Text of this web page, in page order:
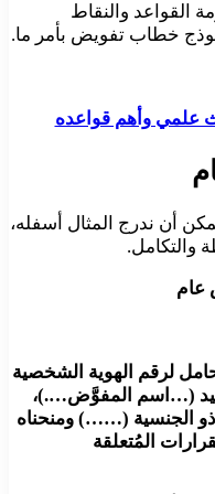
القواعد والنقاط
خطاب تفويض بأمر ما.
علمي وأهم قواعده
أن ندرج المثال أسفله،
والتكامل.
عام
لرقم الهوية الشخصية
(…اسم المفوَّض….)،
الجنسية (……) ومنحناه
المُتعلقة